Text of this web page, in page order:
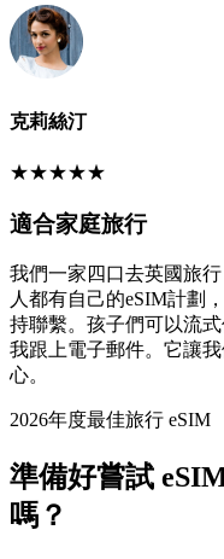
克莉絲汀
★★★★★
適合家庭旅行
我們一家四口去英國旅
人都有自己的eSIM計劃
持聯繫。孩子們可以流
我跟上電子郵件。它讓
心。
2026年度最佳旅行 eSIM
準備好嘗試
嗎？